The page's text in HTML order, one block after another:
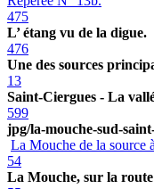
475
L’ étang vu de la digue.
476
Une des sources
13
Saint-Ciergues - La
599
jpg/la-mouche-sud-
La Mouche de la source
54
La Mouche, sur la